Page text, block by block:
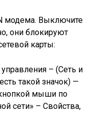
модема. Выключите
они блокируют
карты:
– (Сеть и
такой значок) —
мыши по
сети» – Свойства,